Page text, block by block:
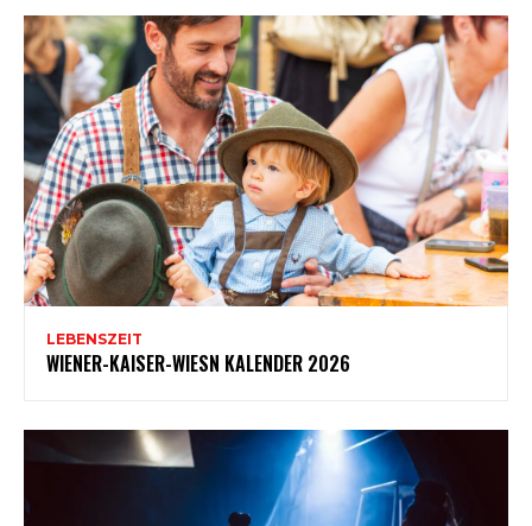
LEBENSZEIT
WIENER-KAISER-WIESN KALENDER 2026